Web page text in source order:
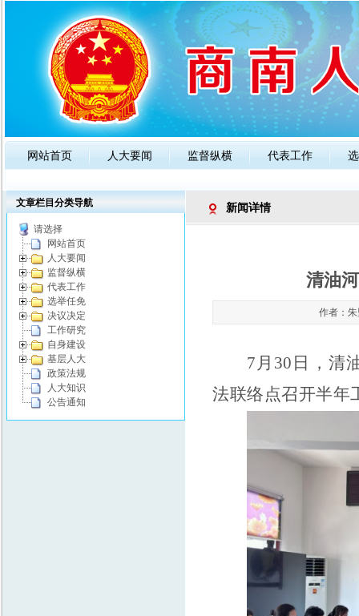
网站首页 人大要闻 监督纵横 代表工作
新闻详情
清油
作者：
7月30日，清
法联络点召开半年
文章栏目分类导航
请选择
网站首页
人大要闻
监督纵横
代表工作
选举任免
决议决定
工作研究
自身建设
基层人大
政策法规
人大知识
公告通知